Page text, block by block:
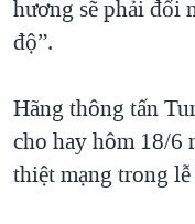
hương sẽ phải đối
độ”.
Hãng thông tấn
cho hay hôm 18/6
thiệt mạng trong